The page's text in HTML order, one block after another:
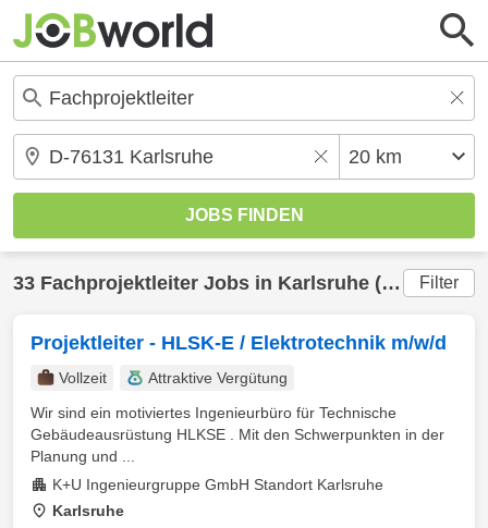
33 Fachprojektleiter Jobs in Karlsruhe (20 km) gefunden Filter
Projektleiter - HLSK-E / Elektrotechnik m/w/d
Vollzeit
Attraktive Vergütung
Wir sind ein motiviertes Ingenieurbüro für Technische
Gebäudeausrüstung HLKSE . Mit den Schwerpunkten in der
Planung und ...
K+U Ingenieurgruppe GmbH Standort Karlsruhe
Karlsruhe